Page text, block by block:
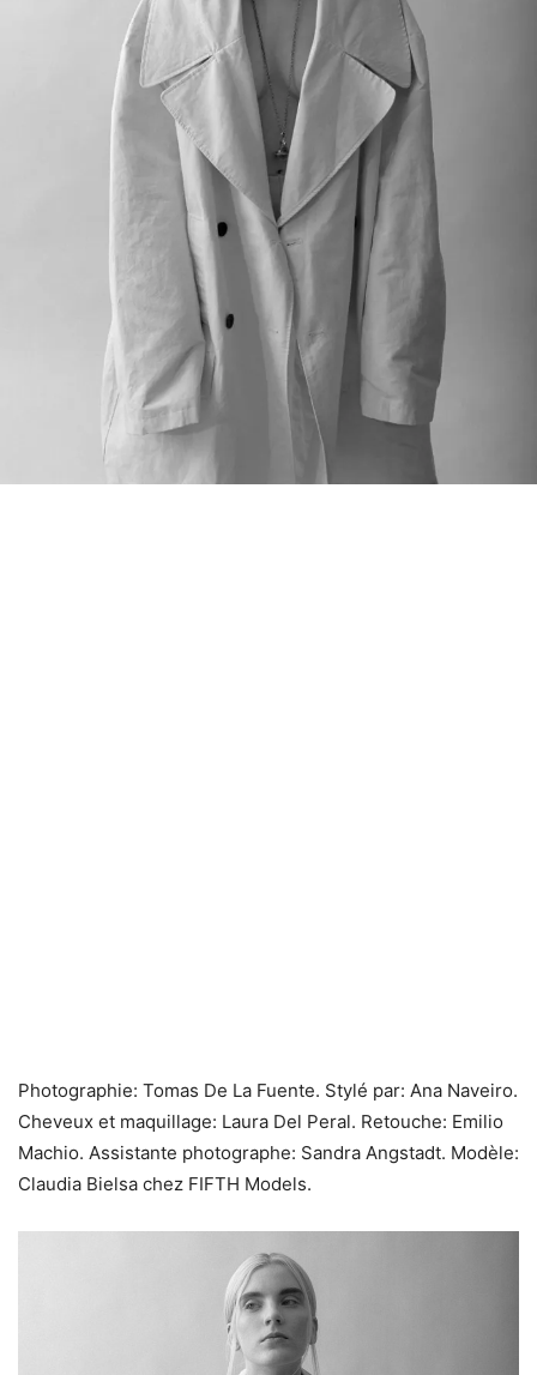
Photographie: Tomas De La Fuente. Stylé par: Ana Naveiro.
Cheveux et maquillage: Laura Del Peral. Retouche: Emilio
Machio. Assistante photographe: Sandra Angstadt. Modèle:
Claudia Bielsa chez FIFTH Models.